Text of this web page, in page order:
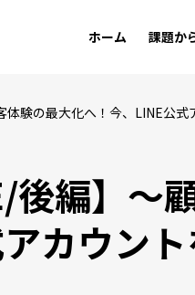
ホーム 課題か
体験の最大化へ！今、LINE公
後編】～
カウン